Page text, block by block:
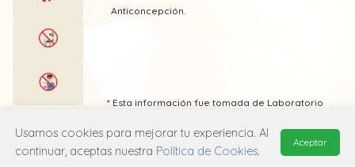
Anticoncepción.
* Esta información fue tomada de Laboratorio
Farmacéutico Edifarm (ISBN: 9798281009201)
Usamos cookies para mejorar tu experiencia. Al
continuar, aceptas nuestra Política de Cookies.
Aceptar